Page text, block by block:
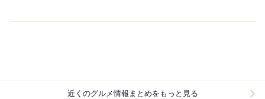
近くのグルメ情報まとめをもっと見る